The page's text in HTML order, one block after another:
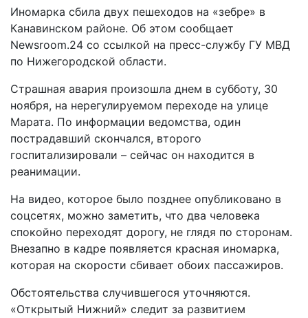
Иномарка сбила двух пешеходов на «зебре» в
Канавинском районе. Об этом сообщает
Newsroom.24 со ссылкой на пресс-службу ГУ МВД
по Нижегородской области.
Страшная авария произошла днем в субботу, 30
ноября, на нерегулируемом переходе на улице
Марата. По информации ведомства, один
пострадавший скончался, второго
госпитализировали – сейчас он находится в
реанимации.
На видео, которое было позднее опубликовано в
соцсетях, можно заметить, что два человека
спокойно переходят дорогу, не глядя по сторонам.
Внезапно в кадре появляется красная иномарка,
которая на скорости сбивает обоих пассажиров.
Обстоятельства случившегося уточняются.
«Открытый Нижний» следит за развитием